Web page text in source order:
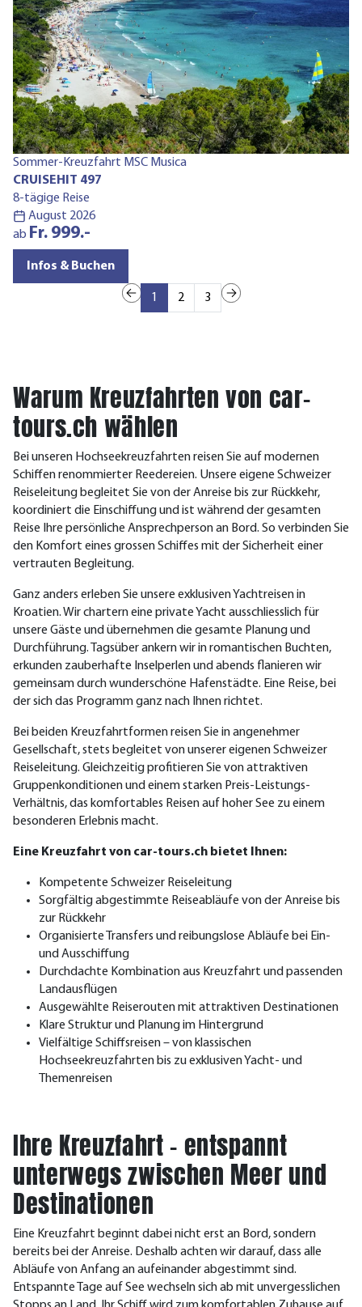
Sommer-Kreuzfahrt MSC Musica
CRUISEHIT 497
8-tägige Reise
August 2026
ab Fr. 999.-
Infos & Buchen
1 2 3
Warum Kreuzfahrten von car-
tours.ch wählen
Bei unseren Hochseekreuzfahrten reisen Sie auf modernen
Schiffen renommierter Reedereien. Unsere eigene Schweizer
Reiseleitung begleitet Sie von der Anreise bis zur Rückkehr,
koordiniert die Einschiffung und ist während der gesamten
Reise Ihre persönliche Ansprechperson an Bord. So verbinden Sie
den Komfort eines grossen Schiffes mit der Sicherheit einer
vertrauten Begleitung.
Ganz anders erleben Sie unsere exklusiven Yachtreisen in
Kroatien. Wir chartern eine private Yacht ausschliesslich für
unsere Gäste und übernehmen die gesamte Planung und
Durchführung. Tagsüber ankern wir in romantischen Buchten,
erkunden zauberhafte Inselperlen und abends flanieren wir
gemeinsam durch wunderschöne Hafenstädte. Eine Reise, bei
der sich das Programm ganz nach Ihnen richtet.
Bei beiden Kreuzfahrtformen reisen Sie in angenehmer
Gesellschaft, stets begleitet von unserer eigenen Schweizer
Reiseleitung. Gleichzeitig profitieren Sie von attraktiven
Gruppenkonditionen und einem starken Preis-Leistungs-
Verhältnis, das komfortables Reisen auf hoher See zu einem
besonderen Erlebnis macht.
Eine Kreuzfahrt von car-tours.ch bietet Ihnen:
Kompetente Schweizer Reiseleitung
Sorgfältig abgestimmte Reiseabläufe von der Anreise bis
zur Rückkehr
Organisierte Transfers und reibungslose Abläufe bei Ein-
und Ausschiffung
Durchdachte Kombination aus Kreuzfahrt und passenden
Landausflügen
Ausgewählte Reiserouten mit attraktiven Destinationen
Klare Struktur und Planung im Hintergrund
Vielfältige Schiffsreisen – von klassischen
Hochseekreuzfahrten bis zu exklusiven Yacht- und
Themenreisen
Ihre Kreuzfahrt – entspannt
unterwegs zwischen Meer und
Destinationen
Eine Kreuzfahrt beginnt dabei nicht erst an Bord, sondern
bereits bei der Anreise. Deshalb achten wir darauf, dass alle
Abläufe von Anfang an aufeinander abgestimmt sind.
Entspannte Tage auf See wechseln sich ab mit unvergesslichen